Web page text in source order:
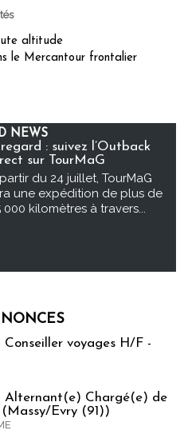
altitude
le Mercantour frontalier
NEWS
: suivez l’Outback
sur TourMaG
du 24 juillet, TourMaG
une expédition de plus de
000 kilomètres à travers...
voyages H/F -
Alternant(e) Chargé(e) de
Evry (91))